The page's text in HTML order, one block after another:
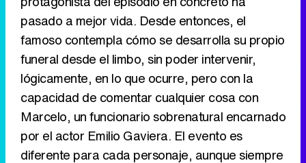
pasado a mejor vida. Desde entonces, el
famoso contempla cómo se desarrolla su propio
funeral desde el limbo, sin poder intervenir,
lógicamente, en lo que ocurre, pero con la
capacidad de comentar cualquier cosa con
Marcelo, un funcionario sobrenatural encarnado
por el actor Emilio Gaviera. El evento es
diferente para cada personaje, aunque siempre